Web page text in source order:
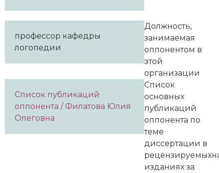
профессор кафедры
логопедии
Должность,
занимаемая
оппонентом в
этой
организации
Список публикаций
оппонента / Филатова Юлия
Олеговна
Список
основных
публикаций
оппонента по
теме
диссертации в
изданиях за